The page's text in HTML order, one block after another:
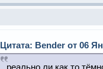
Цитата: Bender от 06
реально ли как то